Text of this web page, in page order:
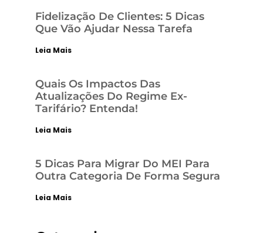
Fidelização De Clientes: 5 Dicas
Que Vão Ajudar Nessa Tarefa
Leia Mais
Quais Os Impactos Das
Atualizações Do Regime Ex-
Tarifário? Entenda!
Leia Mais
5 Dicas Para Migrar Do MEI Para
Outra Categoria De Forma Segura
Leia Mais